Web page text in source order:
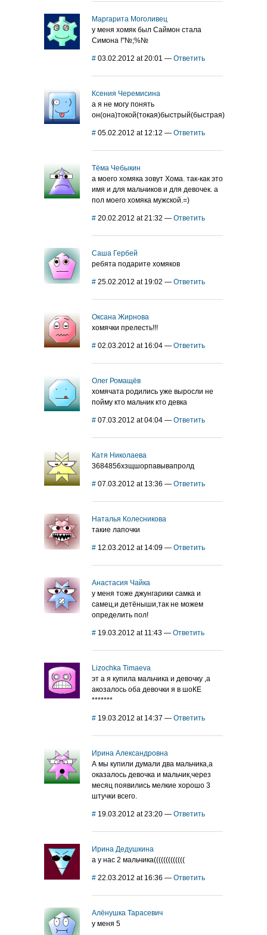
Маргарита Моголивец
у меня хомяк был Саймон стала
Симона !"№;%№
# 03.02.2012 at 20:01 — Ответить
Ксения Черемисина
а я не могу понять
он(она)токой(токая)быстрый(быстрая)
# 05.02.2012 at 12:12 — Ответить
Тёма Чебыкин
а моего хомяка зовут Хома. так-как это
имя и для мальчиков и для девочек. а
пол моего хомяка мужской.=)
# 20.02.2012 at 21:32 — Ответить
Саша Гербей
ребята подарите хомяков
# 25.02.2012 at 19:02 — Ответить
Оксана Жирнова
хомячки прелесть!!!
# 02.03.2012 at 16:04 — Ответить
Олег Ромащёв
хомячата родились уже выросли не
пойму кто мальчик кто девка
# 07.03.2012 at 04:04 — Ответить
Катя Николаева
3684856хзщшорпавывапролд
# 07.03.2012 at 13:36 — Ответить
Наталья Колесникова
такие лапочки
# 12.03.2012 at 14:09 — Ответить
Анастасия Чайка
у меня тоже джунгарики самка и
самец,и детёныши,так не можем
определить пол!
# 19.03.2012 at 11:43 — Ответить
Lizochka Timaeva
эт а я купила мальчика и девочку ,а
акозалось оба девочки я в шоКЕ
*******
# 19.03.2012 at 14:37 — Ответить
Ирина Александровна
А мы купили думали два мальчика,а
оказалось девочка и мальчик,через
месяц появились мелкие хорошо 3
штучки всего.
# 19.03.2012 at 23:20 — Ответить
Ирина Дедушкина
а у нас 2 мальчика(((((((((((((
# 22.03.2012 at 16:36 — Ответить
Алёнушка Тарасевич
у меня 5